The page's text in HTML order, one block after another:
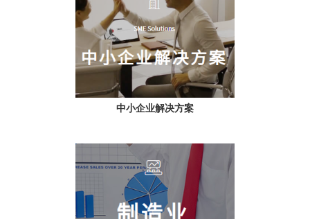
中小企业解决方案